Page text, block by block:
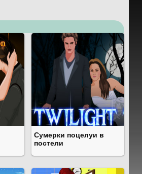
Сумерки поцелуи в
постели